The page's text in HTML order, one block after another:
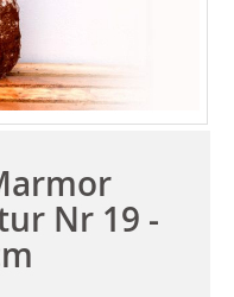
Nr 19 -